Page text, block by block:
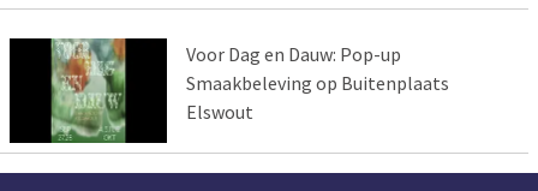
Voor Dag en Dauw: Pop-up
Smaakbeleving op Buitenplaats
Elswout